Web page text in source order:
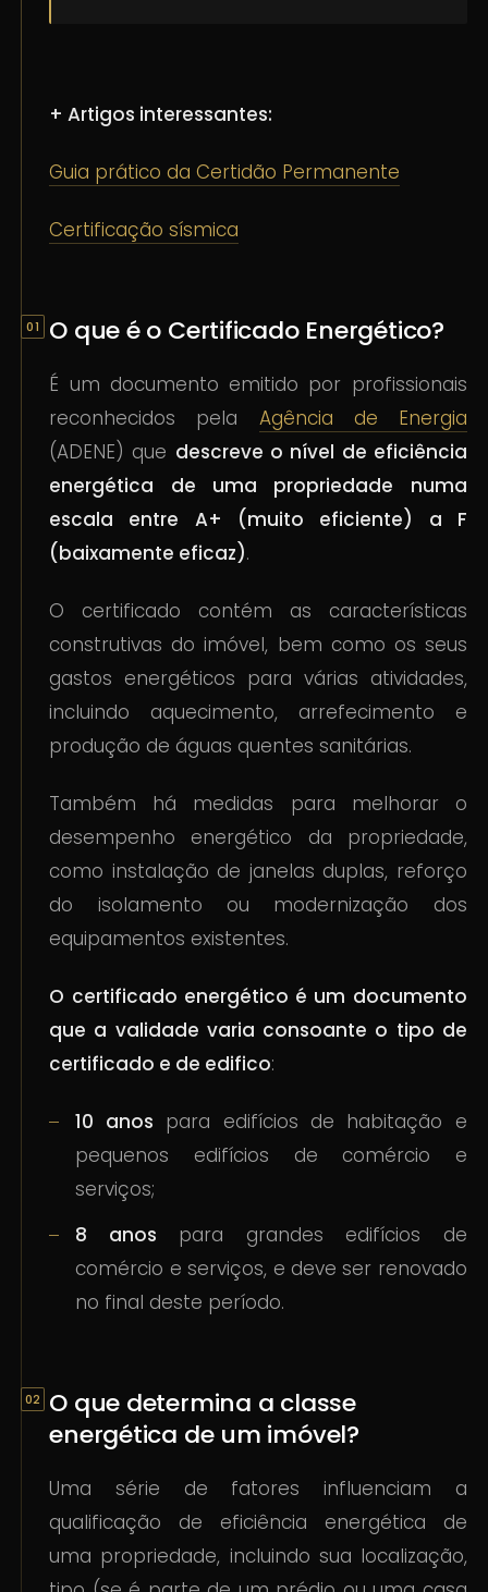
+ Artigos interessantes:
Guia prático da Certidão Permanente
Certificação sísmica
O que é o Certificado Energético?
É um documento emitido por profissionais
reconhecidos pela Agência de Energia
(ADENE) que descreve o nível de eficiência
energética de uma propriedade numa
escala entre A+ (muito eficiente) a F
(baixamente eficaz).
O certificado contém as características
construtivas do imóvel, bem como os seus
gastos energéticos para várias atividades,
incluindo aquecimento, arrefecimento e
produção de águas quentes sanitárias.
Também há medidas para melhorar o
desempenho energético da propriedade,
como instalação de janelas duplas, reforço
do isolamento ou modernização dos
equipamentos existentes.
O certificado energético é um documento
que a validade varia consoante o tipo de
certificado e de edifico:
10 anos para edifícios de habitação e
pequenos edifícios de comércio e
serviços;
8 anos para grandes edifícios de
comércio e serviços, e deve ser renovado
no final deste período.
O que determina a classe
energética de um imóvel?
Uma série de fatores influenciam a
qualificação de eficiência energética de
uma propriedade, incluindo sua localização,